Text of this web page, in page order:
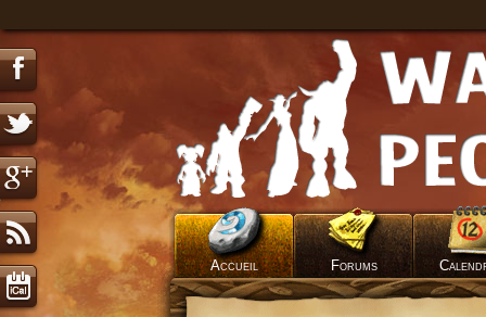
Accueil Forums